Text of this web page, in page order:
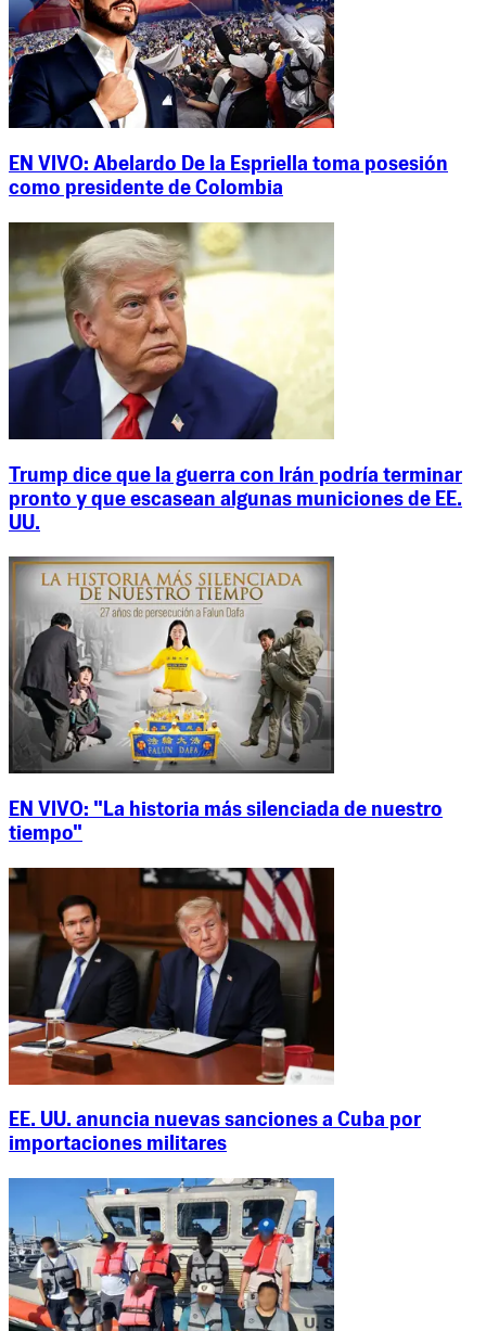
EN VIVO: Abelardo De la Espriella toma posesión
como presidente de Colombia
Trump dice que la guerra con Irán podría terminar
pronto y que escasean algunas municiones de EE.
UU.
EN VIVO: "La historia más silenciada de nuestro
tiempo"
EE. UU. anuncia nuevas sanciones a Cuba por
importaciones militares